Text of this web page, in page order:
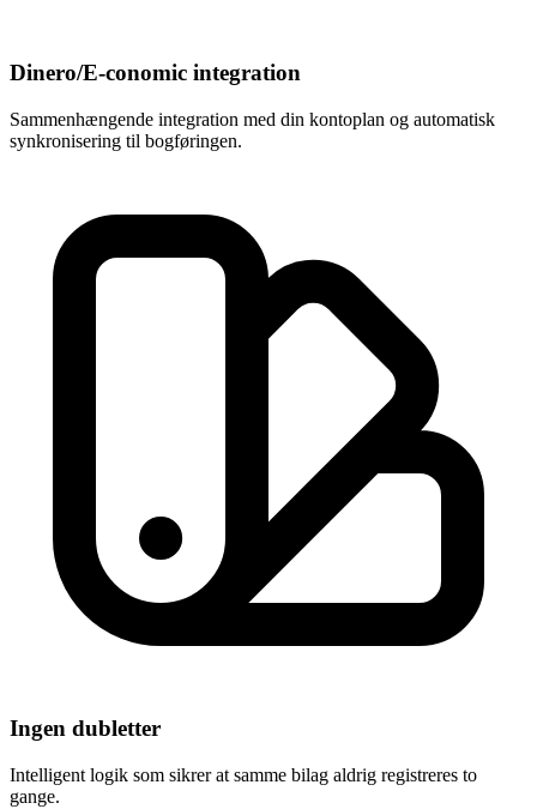
Dinero/E-conomic integration
Sammenhængende integration med din kontoplan og automatisk
synkronisering til bogføringen.
Ingen dubletter
Intelligent logik som sikrer at samme bilag aldrig registreres to
gange.